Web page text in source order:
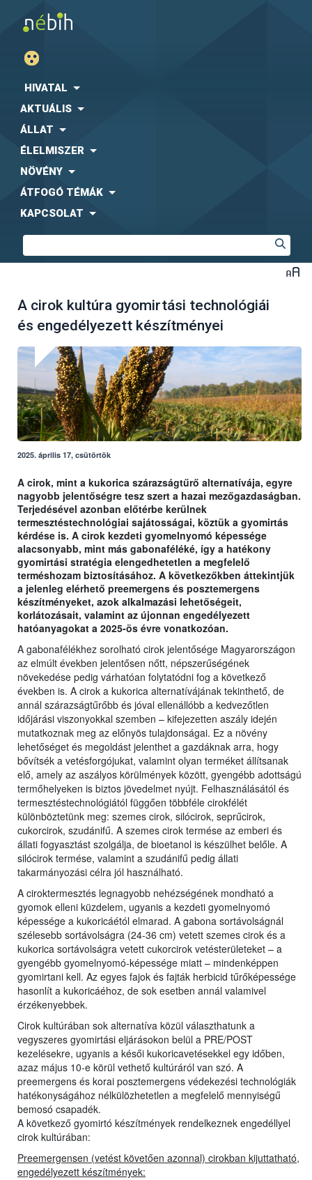
HIVATAL
AKTUÁLIS
ÁLLAT
ÉLELMISZER
NÖVÉNY
ÁTFOGÓ TÉMÁK
KAPCSOLAT
A cirok kultúra gyomirtási technológiái
és engedélyezett készítményei
2025. április 17, csütörtök
A cirok, mint a kukorica szárazságtűrő alternatívája, egyre
nagyobb jelentőségre tesz szert a hazai mezőgazdaságban.
Terjedésével azonban előtérbe kerülnek
termesztéstechnológiai sajátosságai, köztük a gyomirtás
kérdése is. A cirok kezdeti gyomelnyomó képessége
alacsonyabb, mint más gabonaféléké, így a hatékony
gyomirtási stratégia elengedhetetlen a megfelelő
terméshozam biztosításához. A következőkben áttekintjük
a jelenleg elérhető preemergens és posztemergens
készítményeket, azok alkalmazási lehetőségeit,
korlátozásait, valamint az újonnan engedélyezett
hatóanyagokat a 2025-ös évre vonatkozóan.
A gabonafélékhez sorolható cirok jelentősége Magyarországon
az elmúlt években jelentősen nőtt, népszerűségének
növekedése pedig várhatóan folytatódni fog a következő
években is. A cirok a kukorica alternatívájának tekinthető, de
annál szárazságtűrőbb és jóval ellenállóbb a kedvezőtlen
időjárási viszonyokkal szemben – kifejezetten aszály idején
mutatkoznak meg az előnyös tulajdonságai. Ez a növény
lehetőséget és megoldást jelenthet a gazdáknak arra, hogy
bővítsék a vetésforgójukat, valamint olyan terméket állítsanak
elő, amely az aszályos körülmények között, gyengébb adottságú
termőhelyeken is biztos jövedelmet nyújt. Felhasználásától és
termesztéstechnológiától függően többféle cirokfélét
különböztetünk meg: szemes cirok, silócirok, seprűcirok,
cukorcirok, szudánifű. A szemes cirok termése az emberi és
állati fogyasztást szolgálja, de bioetanol is készülhet belőle. A
silócirok termése, valamint a szudánifű pedig állati
takarmányozási célra jól használható.
A ciroktermesztés legnagyobb nehézségének mondható a
gyomok elleni küzdelem, ugyanis a kezdeti gyomelnyomó
képessége a kukoricáétól elmarad. A gabona sortávolságnál
szélesebb sortávolságra (24-36 cm) vetett szemes cirok és a
kukorica sortávolságra vetett cukorcirok vetésterületeket – a
gyengébb gyomelnyomó-képessége miatt – mindenképpen
gyomirtani kell. Az egyes fajok és fajták herbicid tűrőképessége
hasonlít a kukoricáéhoz, de sok esetben annál valamivel
érzékenyebbek.
Cirok kultúrában sok alternatíva közül választhatunk a
vegyszeres gyomirtási eljárásokon belül a PRE/POST
kezelésekre, ugyanis a késői kukoricavetésekkel egy időben,
azaz május 10-e körül vethető kultúráról van szó. A
preemergens és korai posztemergens védekezési technológiák
hatékonyságához nélkülözhetetlen a megfelelő mennyiségű
bemosó csapadék.
A következő gyomirtó készítmények rendelkeznek engedéllyel
cirok kultúrában:
Preemergensen (vetést követően azonnal) cirokban kijuttatható,
engedélyezett készítmények: